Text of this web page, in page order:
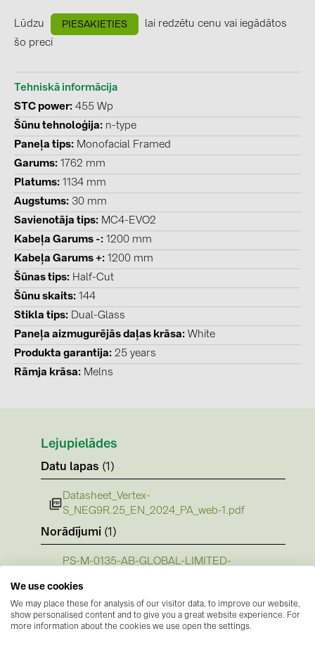
FRONIUS (42)
GROMTOR (32)
HUAWEI (51)
JAsolar (6)
JINKO (1)
LEADER (6)
LONGi Solar (5)
NOVOTEGRA (315)
PROJOY (3)
PRYSMIAN DRAKA (18)
PYLONTECH (19)
QILOWATT (3)
SMA (1)
SolarEdge (2)
Trina Solar (6)
Victron Energy B.V. (2)
WHES (5)
Lūdzu PIESAKIETIES
lai redzētu cenu vai iegādātos
šo preci
Tehniskā informācija
STC power 455 Wp
Šūnu tehnoloģija
n-type
Paneļa tips
Monofacial Framed
Garums 1762 mm
Platums 1134 mm
Augstums 30 mm
Savienotāja tips
MC4-EVO2
Kabeļa Garums - 1200 mm
Kabeļa Garums + 1200 mm
Šūnas tips
Half-Cut
Šūnu skaits 144
Stikla tips
Dual-Glass
Paneļa aizmugurējās daļas krāsa White
Produkta garantija 25 years
Rāmja krāsa
Melns
Lejupielādes
Datu lapas (1)
Datasheet_Vertex-
S_NEG9R.25_EN_2024_PA_web-1.pdf
Norādījumi (1)
PS-M-0135-AB-GLOBAL-LIMITED-
BRANDCRYSTALLINE-.pdf
Sertifikāti(5)
We use cookies
We may place these for analysis of our visitor data, to improve our website,
show personalised content and to give you a great website experience. For
more information about the cookies we use open the settings.